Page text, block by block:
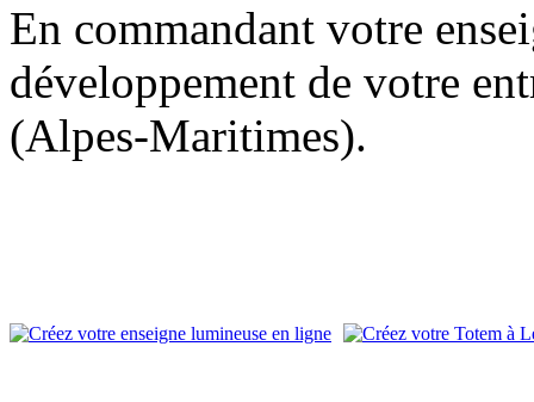
En commandant votre
développement de votre
(Alpes-Maritimes).